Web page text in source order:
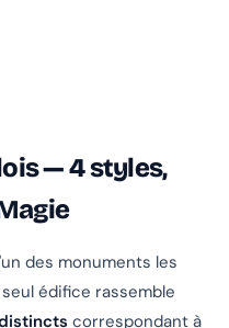
— 4 styles,
des monuments les
édifice rassemble
correspondant à